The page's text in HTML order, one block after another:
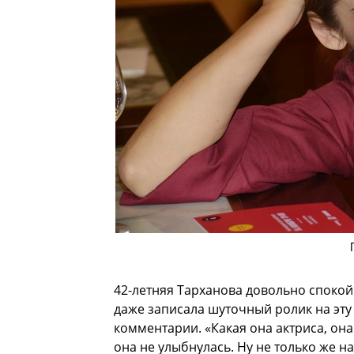
42-летняя Тарханова довольно
даже записала шуточный ролик на
комментарии. «Какая она актриса,
она не улыбнулась. Ну не только же